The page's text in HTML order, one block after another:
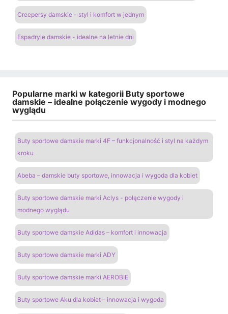
Creepersy damskie - styl i komfort w jednym
Espadryle damskie - idealne na letnie dni
Popularne marki w kategorii Buty sportowe
damskie – idealne połączenie wygody i modnego
wyglądu
Buty sportowe damskie marki 4F – funkcjonalność i styl na każdym
kroku
Abeba – damskie buty sportowe, innowacja i wygoda dla kobiet
Buty sportowe damskie marki Aclys - połączenie wygody i
modnego wyglądu
Buty sportowe damskie Adidas – komfort i innowacja
Buty sportowe damskie marki ADY
Buty sportowe damskie marki AEROBIE
Buty sportowe Aku dla kobiet – innowacja i wygoda